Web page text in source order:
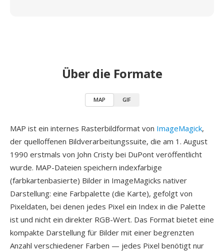
Über die Formate
MAP GIF
MAP ist ein internes Rasterbildformat von ImageMagick,
der quelloffenen Bildverarbeitungssuite, die am 1. August
1990 erstmals von John Cristy bei DuPont veröffentlicht
wurde. MAP-Dateien speichern indexfarbige
(farbkartenbasierte) Bilder in ImageMagicks nativer
Darstellung: eine Farbpalette (die Karte), gefolgt von
Pixeldaten, bei denen jedes Pixel ein Index in die Palette
ist und nicht ein direkter RGB-Wert. Das Format bietet eine
kompakte Darstellung für Bilder mit einer begrenzten
Anzahl verschiedener Farben — jedes Pixel benötigt nur